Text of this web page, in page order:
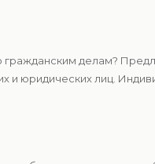
делам?
юридических лиц.